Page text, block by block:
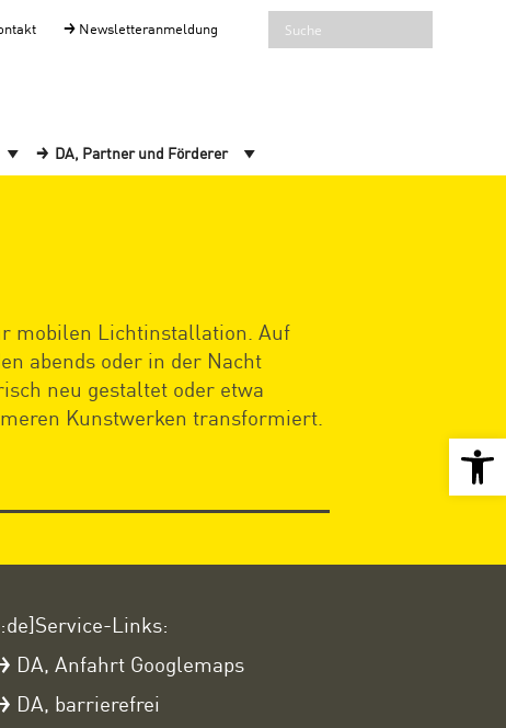
Newsletteranmeldung
DA, Partner und Förderer
mobilen Lichtinstallation. Auf
abends oder in der Nacht
neu gestaltet oder etwa
Kunstwerken transformiert.
Links:
DA, Anfahrt Googlemaps
DA, barrierefrei